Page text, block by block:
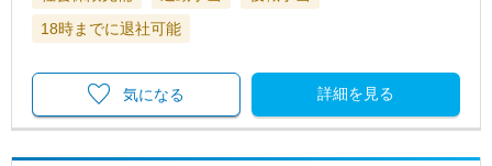
18時までに退社可能
詳細を見る
気になる